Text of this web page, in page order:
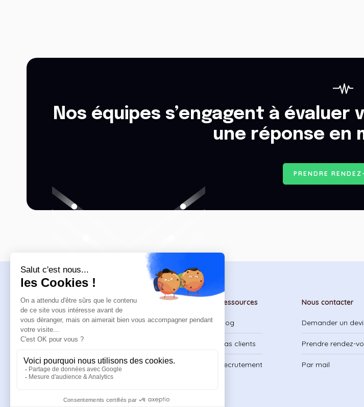
Nos équipes s’engagent à
une réponse en
P RE ND RE RE ND E Z -
Navigation
Accueil
Formations
Ressources
Formations
Catalogue
Support & FAQ
Ressources
Blog
Cas clients
Recrutement
Nous contacter
Demander un
Prendre rendez-
Par mail